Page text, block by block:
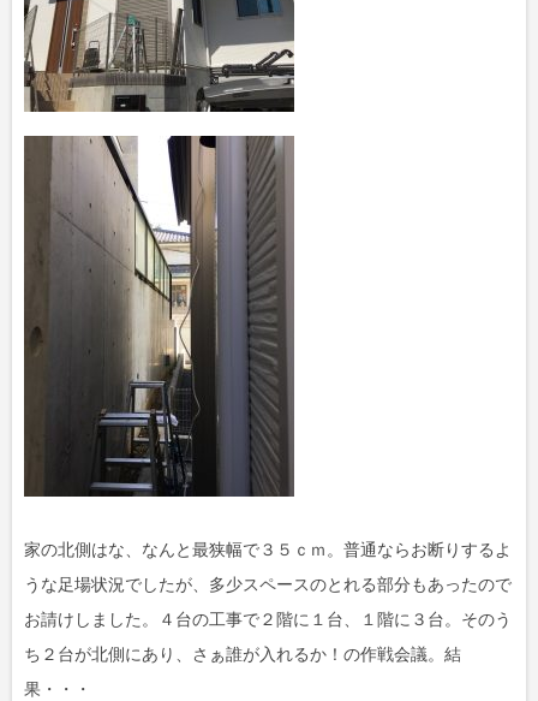
家の北側はな、なんと最狭幅で３５ｃｍ。普通ならお断りするよ
うな足場状況でしたが、多少スペースのとれる部分もあったので
お請けしました。４台の工事で２階に１台、１階に３台。そのう
ち２台が北側にあり、さぁ誰が入れるか！の作戦会議。結
果・・・